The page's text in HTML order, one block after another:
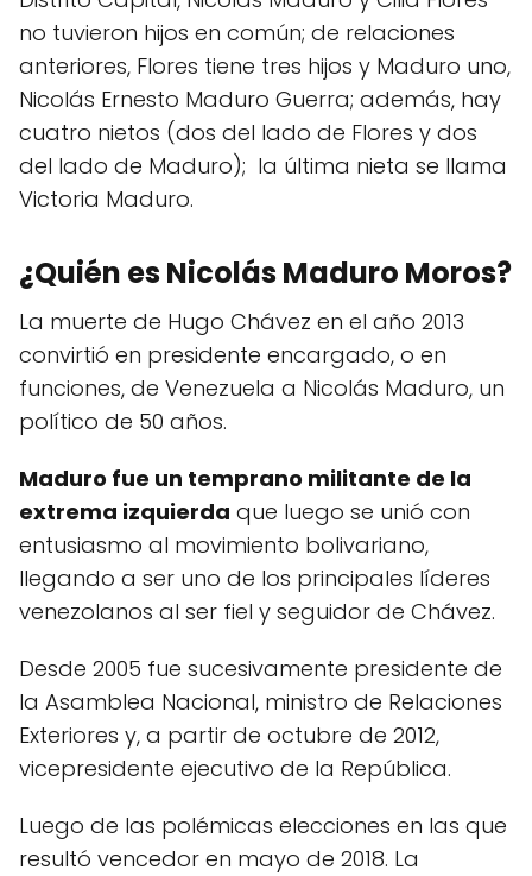
no tuvieron hijos en común; de relaciones
anteriores, Flores tiene tres hijos​ y Maduro uno,
​Nicolás Ernesto Maduro Guerra; además, hay
cuatro nietos (dos del lado de Flores y dos
del lado de Maduro); ​ la última nieta se llama
Victoria Maduro.
¿Quién es Nicolás Maduro Moros?
La muerte de Hugo Chávez en el año 2013
convirtió en presidente encargado, o en
funciones, de Venezuela a Nicolás Maduro, un
político de 50 años.
Maduro fue un temprano militante de la
extrema izquierda que luego se unió con
entusiasmo al movimiento bolivariano,
llegando a ser uno de los principales líderes
venezolanos al ser fiel y seguidor de Chávez.
Desde 2005 fue sucesivamente presidente de
la Asamblea Nacional, ministro de Relaciones
Exteriores y, a partir de octubre de 2012,
vicepresidente ejecutivo de la República.
Luego de las polémicas elecciones en las que
resultó vencedor en mayo de 2018. La